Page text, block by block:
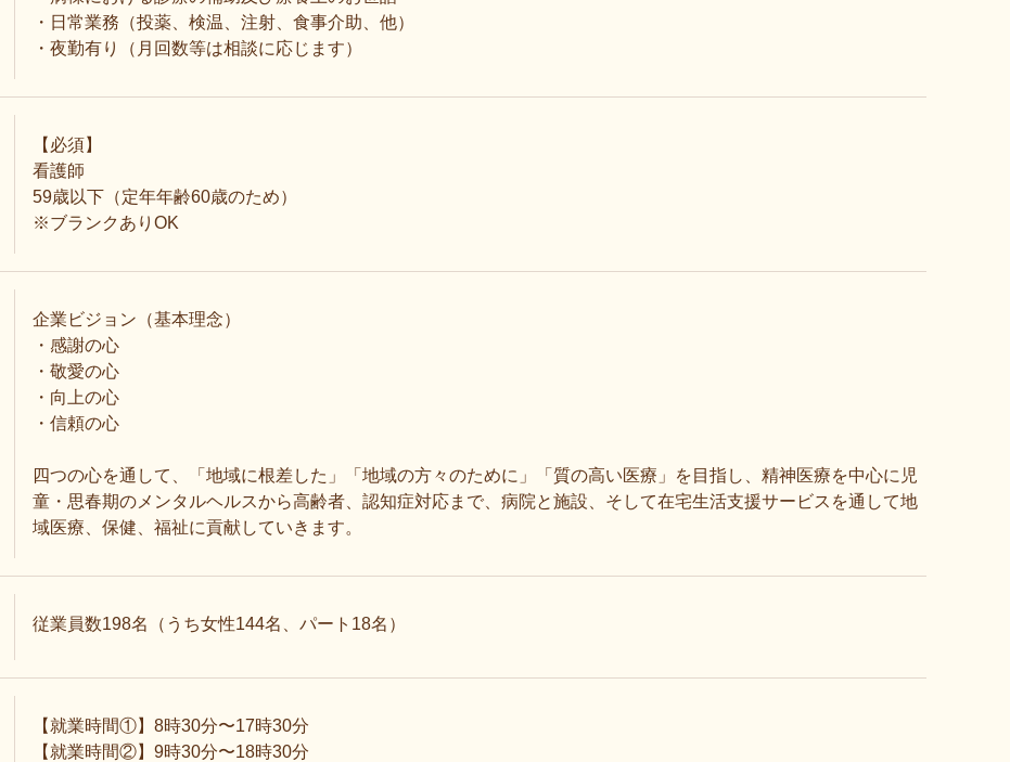
・日常業務（投薬、検温、注射、食事介助、他）
・夜勤有り（月回数等は相談に応じます）
【必須】
看護師
59歳以下（定年年齢60歳のため）
※ブランクありOK
企業ビジョン（基本理念）
・感謝の心
・敬愛の心
・向上の心
・信頼の心
四つの心を通して、「地域に根差した」「地域の方々のために」「質の高い医療」を目指し、精神医療を中心に児
童・思春期のメンタルヘルスから高齢者、認知症対応まで、病院と施設、そして在宅生活支援サービスを通して地
域医療、保健、福祉に貢献していきます。
従業員数198名（うち女性144名、パート18名）
【就業時間①】8時30分〜17時30分
【就業時間②】9時30分〜18時30分